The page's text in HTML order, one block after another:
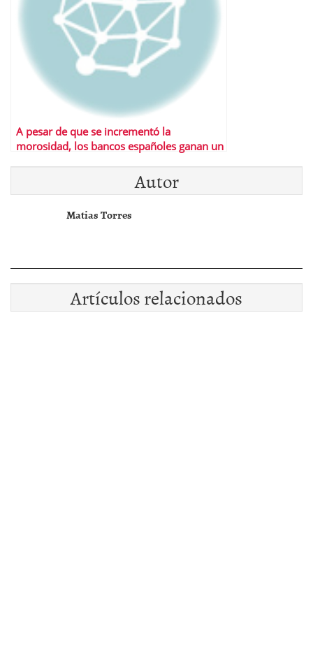
A pesar de que se incrementó la
morosidad, los bancos españoles ganan un
Autor
Matias Torres
Artículos relacionados